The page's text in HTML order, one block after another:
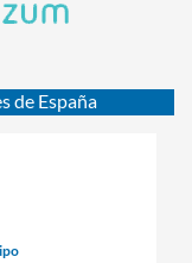
de España